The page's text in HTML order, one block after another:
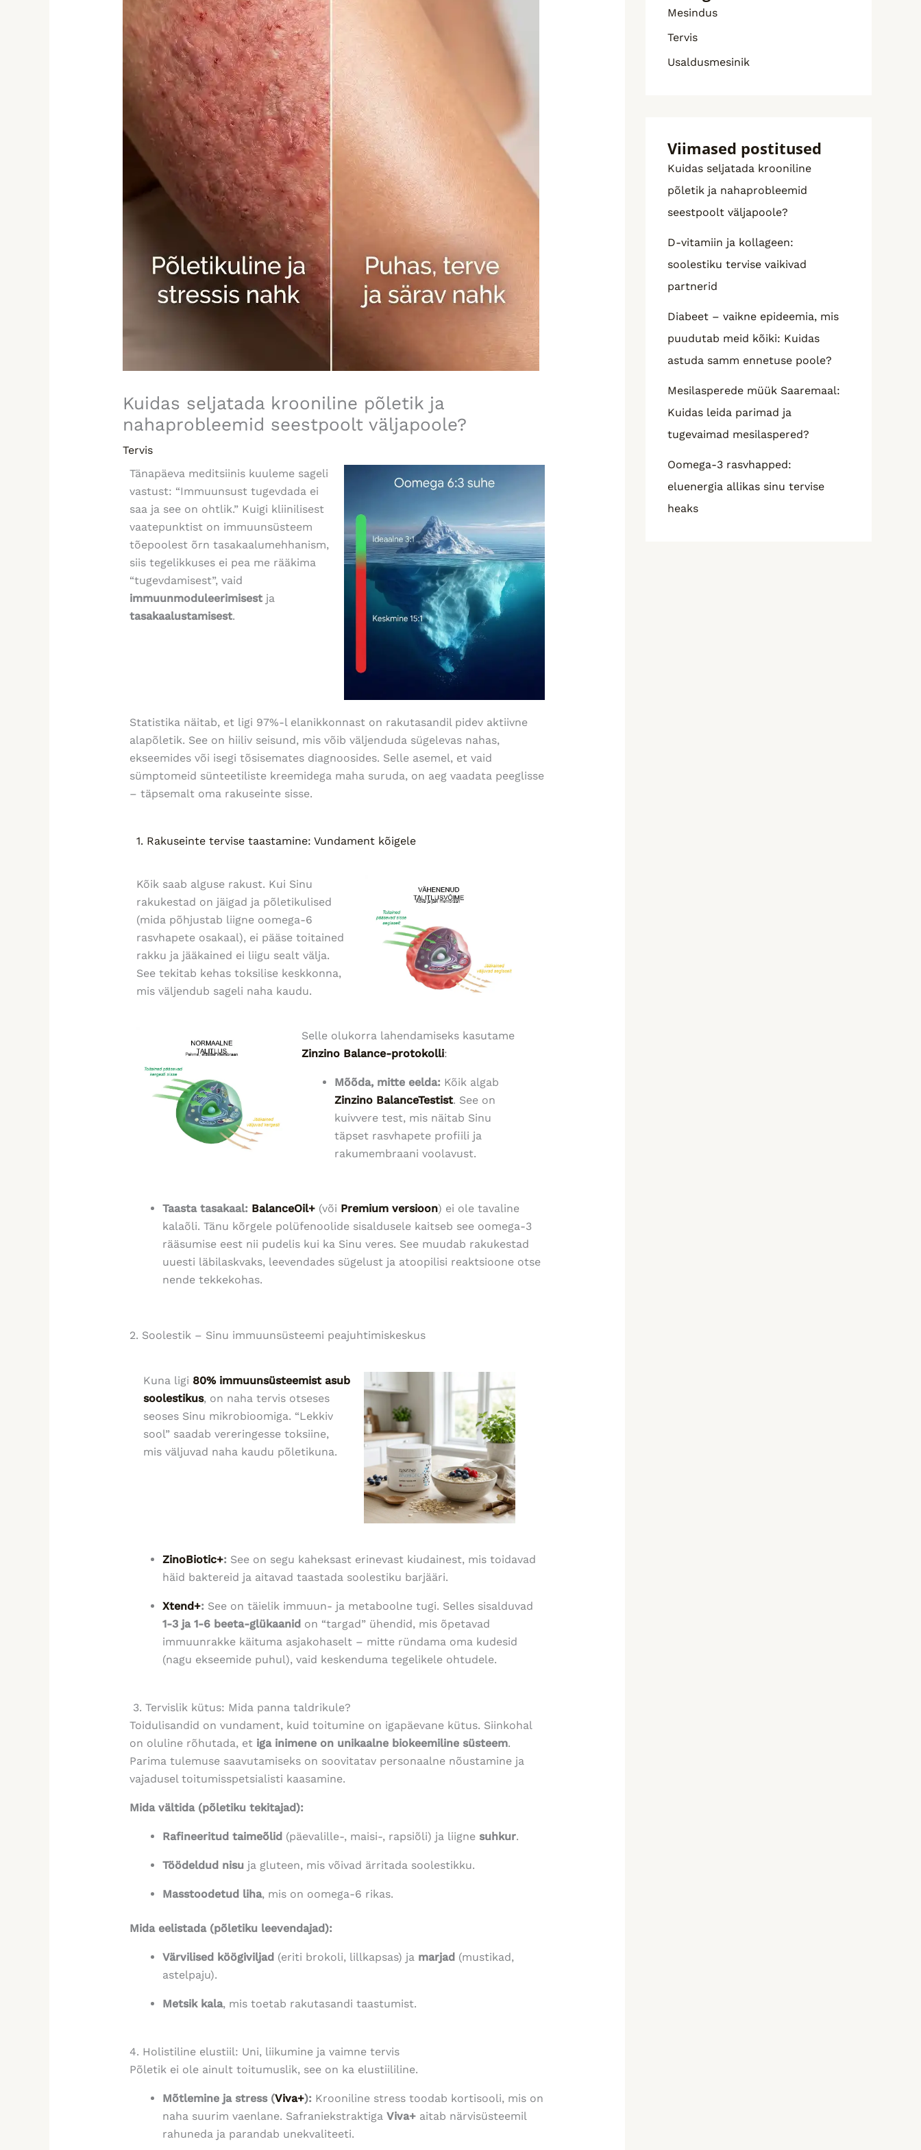
Kuidas seljatada krooniline põletik ja
nahaprobleemid seestpoolt väljapoole?
Tervis
Tänapäeva meditsiinis kuuleme sageli
vastust: “Immuunsust tugevdada ei
saa ja see on ohtlik.” Kuigi kliinilisest
vaatepunktist on immuunsüsteem
tõepoolest õrn tasakaalumehhanism,
siis tegelikkuses ei pea me rääkima
“tugevdamisest”, vaid
immuunmoduleerimisestja
tasakaalustamisest.
Statistika näitab, et ligi 97%-l elanikkonnast on rakutasandil pidev aktiivne
alapõletik. See on hiiliv seisund, mis võib väljenduda sügelevas nahas,
ekseemides või isegi tõsisemates diagnoosides. Selle asemel, et vaid
sümptomeid sünteetiliste kreemidega maha suruda, on aeg vaadata peeglisse
– täpsemalt oma rakuseinte sisse.
1. Rakuseinte tervise taastamine: Vundament kõigele
Kõik saab alguse rakust. Kui Sinu
rakukestad on jäigad ja põletikulised
(mida põhjustab liigne oomega-6
rasvhapete osakaal), ei pääse toitained
rakku ja jääkained ei liigu sealt välja.
See tekitab kehas toksilise keskkonna,
mis väljendub sageli naha kaudu.
Selle olukorra lahendamiseks kasutame
Zinzino Balance-protokolli:
Mõõda, mitte eelda: Kõik algab
Zinzino BalanceTestist. See on
kuivvere test, mis näitab Sinu
täpset rasvhapete profiili ja
rakumembraani voolavust.
Taasta tasakaal: BalanceOil+(või Premium versioon) ei ole tavaline
kalaõli. Tänu kõrgele polüfenoolide sisaldusele kaitseb see oomega-3
rääsumise eest nii pudelis kui ka Sinu veres. See muudab rakukestad
uuesti läbilaskvaks, leevendades sügelust ja atoopilisi reaktsioone otse
nende tekkekohas.
2. Soolestik – Sinu immuunsüsteemi peajuhtimiskeskus
Kuna ligi 80% immuunsüsteemist asub
soolestikus, on naha tervis otseses
seoses Sinu mikrobioomiga. “Lekkiv
sool” saadab vereringesse toksiine,
mis väljuvad naha kaudu põletikuna.
ZinoBiotic+: See on segu kaheksast erinevast kiudainest, mis toidavad
häid baktereid ja aitavad taastada soolestiku barjääri.
Xtend+: See on täielik immuun- ja metaboolne tugi. Selles sisalduvad
1-3 ja 1-6 beeta-glükaanidon “targad” ühendid, mis õpetavad
immuunrakke käituma asjakohaselt – mitte ründama oma kudesid
(nagu ekseemide puhul), vaid keskenduma tegelikele ohtudele.
3. Tervislik kütus: Mida panna taldrikule?
Toidulisandid on vundament, kuid toitumine on igapäevane kütus. Siinkohal
on oluline rõhutada, et iga inimene on unikaalne biokeemiline süsteem.
Parima tulemuse saavutamiseks on soovitatav personaalne nõustamine ja
vajadusel toitumisspetsialisti kaasamine.
Mida vältida (põletiku tekitajad):
Rafineeritud taimeõlid(päevalille-, maisi-, rapsiõli) ja liigne suhkur.
Töödeldud nisuja gluteen, mis võivad ärritada soolestikku.
Masstoodetud liha, mis on oomega-6 rikas.
Mida eelistada (põletiku leevendajad):
Värvilised köögiviljad(eriti brokoli, lillkapsas) ja marjad(mustikad,
astelpaju).
Metsik kala, mis toetab rakutasandi taastumist.
4. Holistiline elustiil: Uni, liikumine ja vaimne tervis
Põletik ei ole ainult toitumuslik, see on ka elustiililine.
Mõtlemine ja stress (Viva+): Krooniline stress toodab kortisooli, mis on
naha suurim vaenlane. Safraniekstraktiga Viva+aitab närvisüsteemil
rahuneda ja parandab unekvaliteeti.
Mesindus
Tervis
Usaldusmesinik
Viimased postitused
Kuidas seljatada krooniline
põletik ja nahaprobleemid
seestpoolt väljapoole?
D-vitamiin ja kollageen:
soolestiku tervise vaikivad
partnerid
Diabeet – vaikne epideemia, mis
puudutab meid kõiki: Kuidas
astuda samm ennetuse poole?
Mesilasperede müük Saaremaal:
Kuidas leida parimad ja
tugevaimad mesilaspered?
Oomega-3 rasvhapped:
eluenergia allikas sinu tervise
heaks